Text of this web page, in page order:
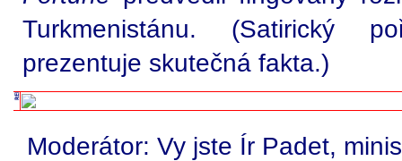
Turkmenistánu. (Satirický
prezentuje skutečná fakta.)
Moderátor: Vy jste Ír Padet,